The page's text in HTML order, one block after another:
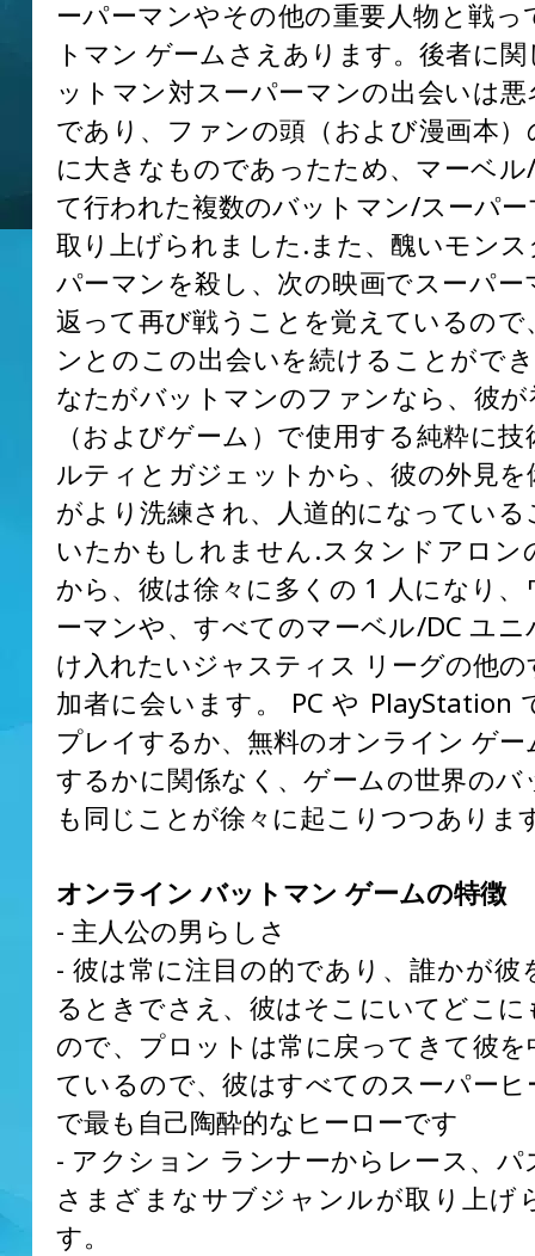
ーパーマンやその他の重要人物と戦
トマン ゲームさえあります。後者に
ットマン対スーパーマンの出会いは
であり、ファンの頭（および漫画本
に大きなものであったため、マーベ
て行われた複数のバットマン/スーパ
取り上げられました.また、醜いモン
パーマンを殺し、次の映画でスーパー
返って再び戦うことを覚えているので
ンとのこの出会いを続けることがで
なたがバットマンのファンなら、彼
（およびゲーム）で使用する純粋に
ルティとガジェットから、彼の外見
がより洗練され、人道的になってい
いたかもしれません.スタンドアロン
から、彼は徐々に多くの 1 人になり
ーマンや、すべてのマーベル/DC ユ
け入れたいジャスティス リーグの他
加者に会います。 PC や PlayStation
プレイするか、無料のオンライン ゲ
するかに関係なく、ゲームの世界のバ
も同じことが徐々に起こりつつありま
オンライン バットマン ゲームの特徴
- 主人公の男らしさ
- 彼は常に注目の的であり、誰かが彼
るときでさえ、彼はそこにいてどこ
ので、プロットは常に戻ってきて彼を
ているので、彼はすべてのスーパー
で最も自己陶酔的なヒーローです
- アクション ランナーからレース、パ
さまざまなサブジャンルが取り上げ
す。